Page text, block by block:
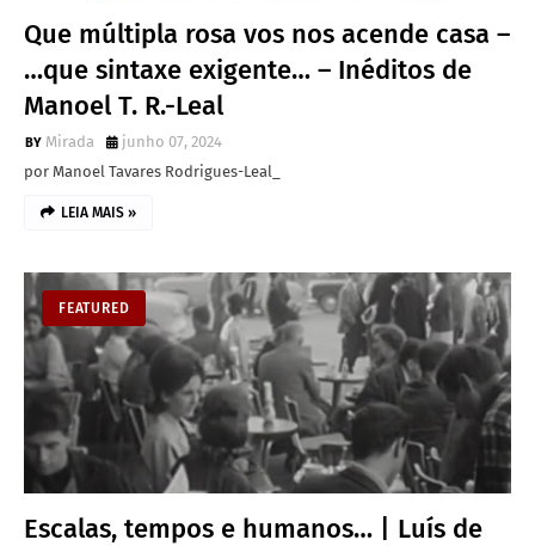
Que múltipla rosa vos nos acende casa –
…que sintaxe exigente… – Inéditos de
Manoel T. R.-Leal
Mirada
junho 07, 2024
por Manoel Tavares Rodrigues-Leal_
LEIA MAIS »
FEATURED
Escalas, tempos e humanos… | Luís de